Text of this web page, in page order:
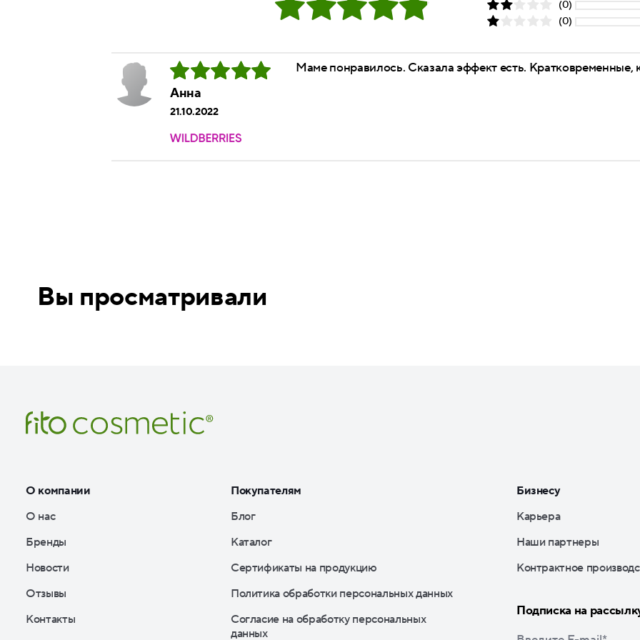
(0)
(0)
Анна
21.10.2022
Маме понравилось. Сказала эффект есть. Кратковременные,
Вы просматривали
О компании
О нас
Бренды
Новости
Отзывы
Контакты
Покупателям
Блог
Каталог
Сертификаты на продукцию
Политика обработки персональных данных
Согласие на обработку персональных
данных
Бизнесу
Карьера
Наши партнеры
Контрактное
Подписка на